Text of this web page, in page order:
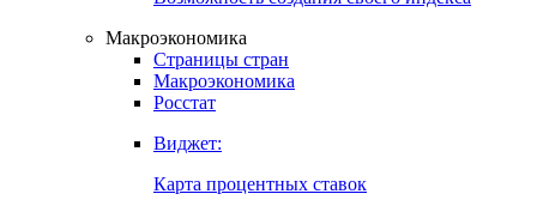
Макроэкономика
Страницы стран
Макроэкономика
Росстат
Виджет:
Карта процентных ставок